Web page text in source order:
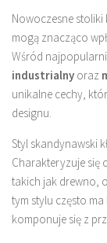
Nowoczesne
mogą znacząco
Wśród
industrialny oraz
unikalne cechy,
designu.
Styl skandynawski
Charakteryzuje się
takich jak drewno,
tym stylu często
komponuje się z